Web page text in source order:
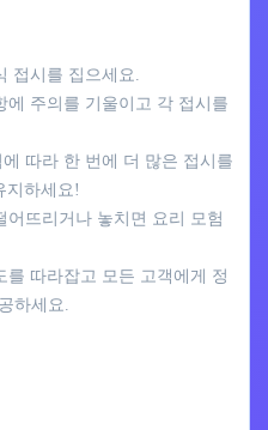
접시를 집으세요.
에 주의를 기울이고 각 접시를
따라 한 번에 더 많은 접시를
지하세요!
어뜨리거나 놓치면 요리 모험
를 따라잡고 모든 고객에게 정
하세요.